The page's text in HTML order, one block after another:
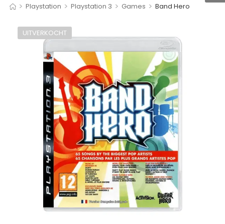
> Playstation > Playstation 3 > Games > Band Hero
UITVERKOCHT